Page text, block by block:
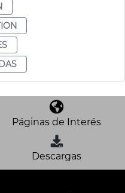
Páginas de Interés
Descargas